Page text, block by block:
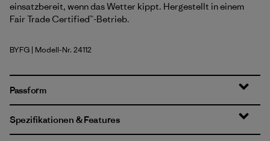
einsatzbereit, wenn das Wetter kippt. Hergestellt in einem
Fair Trade Certified™-Betrieb.
Berry Fig
BYFG | Modell-Nr. 24112
Passform
Spezifikationen & Features